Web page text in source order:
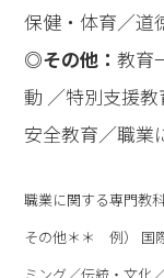
保健・体育／道
◎その他：教育
動 ／特別支援教
安全教育／職業
職業に関する専門教
その他＊＊ 例） 国
ミング／伝統・文化